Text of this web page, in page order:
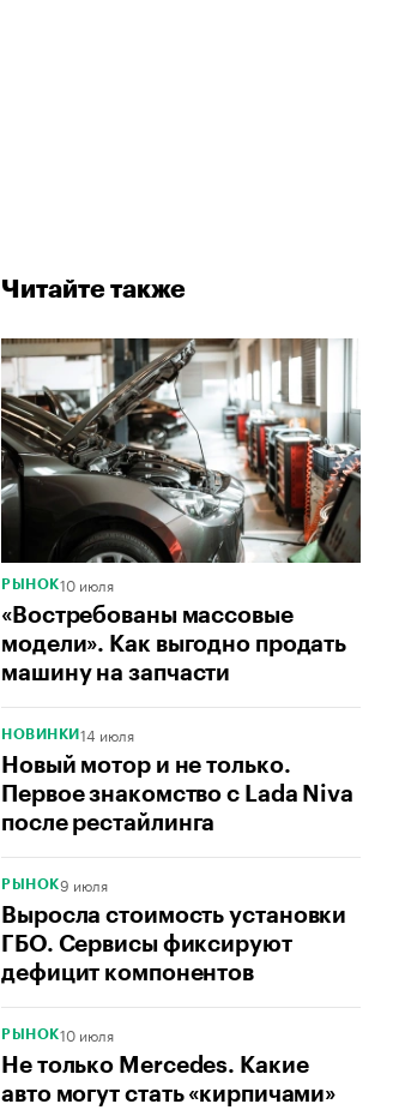
Читайте также
РЫНОК10 июля
«Востребованы массовые
модели». Как выгодно продать
машину на запчасти
НОВИНКИ 14 июля
Новый мотор и не только.
Первое знакомство с Lada Niva
после рестайлинга
РЫНОК9 июля
Выросла стоимость установки
ГБО. Сервисы фиксируют
дефицит компонентов
РЫНОК10 июля
Не только Mercedes. Какие
авто могут стать «кирпичами»